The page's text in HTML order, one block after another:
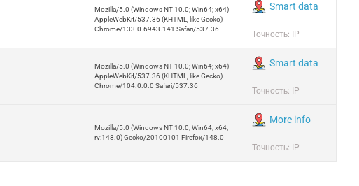
Mozilla/5.0 (Windows NT 10.0; Win64; x64)
AppleWebKit/537.36 (KHTML, like Gecko)
Chrome/133.0.6943.141 Safari/537.36
Smart data
Точность: IP
Mozilla/5.0 (Windows NT 10.0; Win64; x64)
AppleWebKit/537.36 (KHTML, like Gecko)
Chrome/104.0.0.0 Safari/537.36
Smart data
Точность: IP
Mozilla/5.0 (Windows NT 10.0; Win64; x64;
rv:148.0) Gecko/20100101 Firefox/148.0
More info
Точность: IP